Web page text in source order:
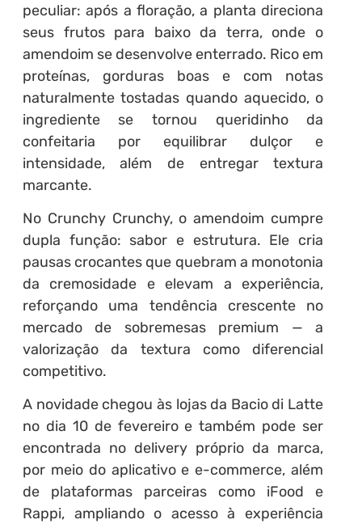
peculiar: após a floração, a planta direciona
seus frutos para baixo da terra, onde o
amendoim se desenvolve enterrado. Rico em
proteínas, gorduras boas e com notas
naturalmente tostadas quando aquecido, o
ingrediente se tornou queridinho da
confeitaria por equilibrar dulçor e
intensidade, além de entregar textura
marcante.
No Crunchy Crunchy, o amendoim cumpre
dupla função: sabor e estrutura. Ele cria
pausas crocantes que quebram a monotonia
da cremosidade e elevam a experiência,
reforçando uma tendência crescente no
mercado de sobremesas premium — a
valorização da textura como diferencial
competitivo.
A novidade chegou às lojas da Bacio di Latte
no dia 10 de fevereiro e também pode ser
encontrada no delivery próprio da marca,
por meio do aplicativo e e-commerce, além
de plataformas parceiras como iFood e
Rappi, ampliando o acesso à experiência